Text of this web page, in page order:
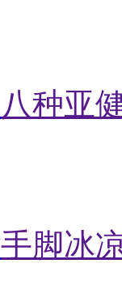
八种亚
手脚冰